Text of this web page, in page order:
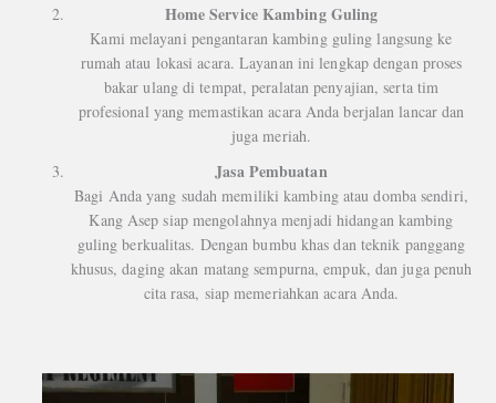
Home Service Kambing Guling
Kami melayani pengantaran kambing guling langsung ke
rumah atau lokasi acara. Layanan ini lengkap dengan proses
bakar ulang di tempat, peralatan penyajian, serta tim
profesional yang memastikan acara Anda berjalan lancar dan
juga meriah.
Jasa Pembuatan
Bagi Anda yang sudah memiliki kambing atau domba sendiri,
Kang Asep siap mengolahnya menjadi hidangan kambing
guling berkualitas. Dengan bumbu khas dan teknik panggang
khusus, daging akan matang sempurna, empuk, dan juga penuh
cita rasa, siap memeriahkan acara Anda.